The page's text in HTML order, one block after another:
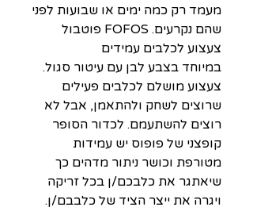
מעמד רק כמה ימים או שבועות לפני
שהם נקרעים. FOFOS פוטבול
צעצוע לכלבים עמידים
במיוחד בצבע לבן עם עיטור סגול.
צעצוע מושלם לכלבים פעילים
שרוצים לשחק ולהתאמן, אבל לא
רוצים להשתעמם. לכדור הסופר
קופצני של פופוס יש עמידות
מטורפת וכושר ניתור מדהים כך
שיאתגר את כלבכם/ן בכל זריקה
ויגרה את ייצר הציד של כלבבם/ן.